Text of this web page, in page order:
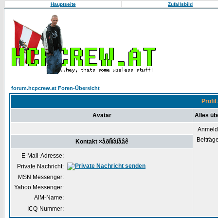
Hauptseite Zufallsbild
forum.hcpcrew.at Foren-Übersicht
Profil
Avatar Alles
Kontakt ×åðíîïàíåâê
E-Mail-Adresse:
Private Nachricht:
MSN Messenger:
Yahoo Messenger:
AIM-Name:
ICQ-Nummer: